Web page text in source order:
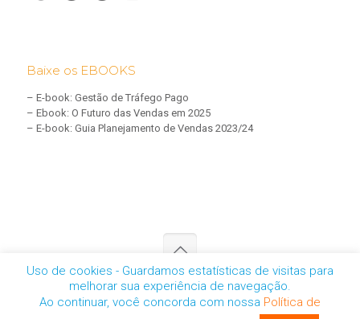
Baixe os EBOOKS
– E-book: Gestão de Tráfego Pago
– Ebook: O Futuro das Vendas em 2025
– E-book: Guia Planejamento de Vendas 2023/24
CNPJ: 05.457.461/0001-01 | © 2025 - Todos os direitos reservados
-Política de Privacidade-
Uso de cookies - Guardamos estatísticas de visitas para
melhorar sua experiência de navegação.
Ao continuar, você concorda com nossa Política de